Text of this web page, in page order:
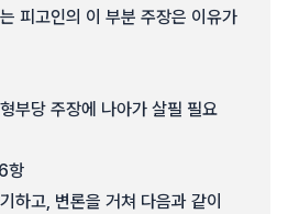
피고인의 이 부분 주장은 이유가
부당 주장에 나아가 살필 필요
항
하고, 변론을 거쳐 다음과 같이